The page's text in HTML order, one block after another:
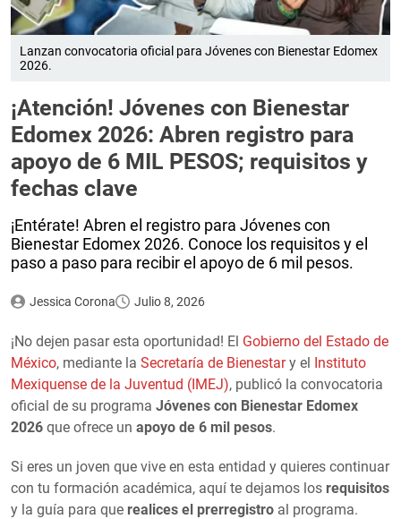
Lanzan convocatoria oficial para Jóvenes con Bienestar Edomex
2026.
¡Atención! Jóvenes con Bienestar
Edomex 2026: Abren registro para
apoyo de 6 MIL PESOS; requisitos y
fechas clave
¡Entérate! Abren el registro para Jóvenes con
Bienestar Edomex 2026. Conoce los requisitos y el
paso a paso para recibir el apoyo de 6 mil pesos.
Jessica Corona Julio 8, 2026
¡No dejen pasar esta oportunidad! El Gobierno del Estado de
México, mediante la Secretaría de Bienestary el Instituto
Mexiquense de la Juventud (IMEJ), publicó la convocatoria
oficial de su programa Jóvenes con Bienestar Edomex
2026 que ofrece un apoyo de 6 mil pesos.
Si eres un joven que vive en esta entidad y quieres continuar
con tu formación académica, aquí te dejamos los requisitos
y la guía para que realices el prerregistro al programa.